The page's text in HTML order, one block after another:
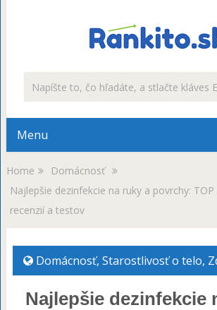
Menu
Home
Domácnosť
Najlepšie dezinfekcie na ruky a povrchy:
recenzií a testov
Domácnosť, Starostlivosť o telo,
Najlepšie dezinfekcie